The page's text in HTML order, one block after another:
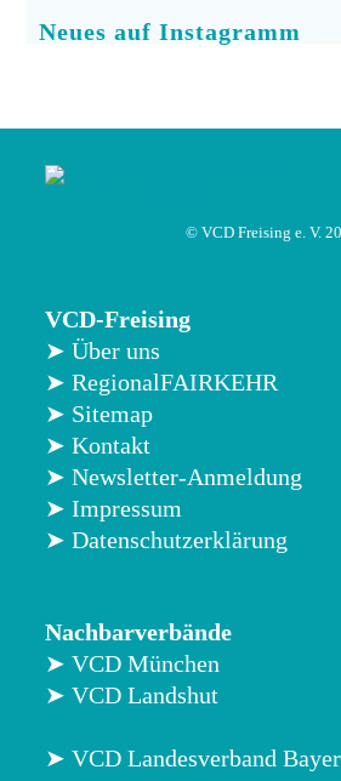
Neues auf Instagramm
© VCD Freising e. V.
VCD-Freising
➤ Über uns
➤ RegionalFAIRKEHR
➤ Sitemap
➤ Kontakt
➤ Newsletter-Anmeldung
➤ Impressum
➤ Datenschutzerklärung
Nachbarverbände
➤ VCD München
➤ VCD Landshut
➤ VCD Landesverband